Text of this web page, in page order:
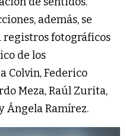
además, se
registros fotográficos
de los
Colvin, Federico
Meza, Raúl Zurita,
Ángela Ramírez.